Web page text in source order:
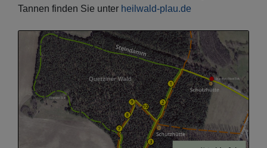
Tannen finden Sie unter heilwald-plau.de